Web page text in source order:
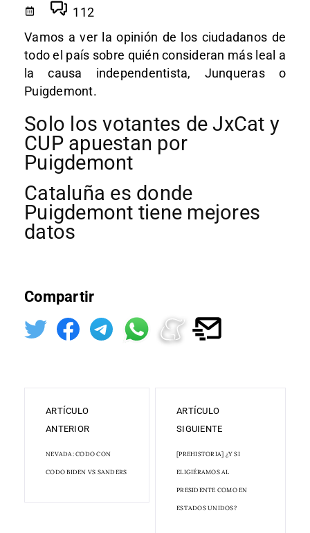
112
Vamos a ver la opinión de los ciudadanos de
todo el país sobre quién consideran más leal a
la causa independentista, Junqueras o
Puigdemont.
Solo los votantes de JxCat y
CUP apuestan por
Puigdemont
Cataluña es donde
Puigdemont tiene mejores
datos
Compartir
ARTÍCULO
ANTERIOR
NEVADA: CODO CON
CODO BIDEN VS SANDERS
ARTÍCULO
SIGUIENTE
[PREHISTORIA] ¿Y SI
ELIGIÉRAMOS AL
PRESIDENTE COMO EN
ESTADOS UNIDOS?